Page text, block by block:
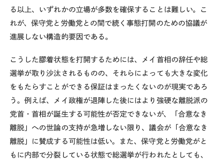
る以上、いずれかの立場が多数を確保することは難しい。こ
れが、保守党と労働党との間で続く事態打開のための協議が
進展しない構造的要因である。
こうした膠着状態を打開するためには、メイ首相の辞任や総
選挙が取り沙汰されるものの、それらによっても大きな変化
をもたらすことができる保証はまったくないのが現実であろ
う。例えば、メイ政権が退陣した後にはより強硬な離脱派の
党首・首相が誕生する可能性が否定できないが、「合意なき
離脱」への世論の支持が急増しない限り、議会が「合意なき
離脱」に賛成する可能性は低い。また、保守党と労働党がと
もに内部で分裂している状態で総選挙が行われたとしても、